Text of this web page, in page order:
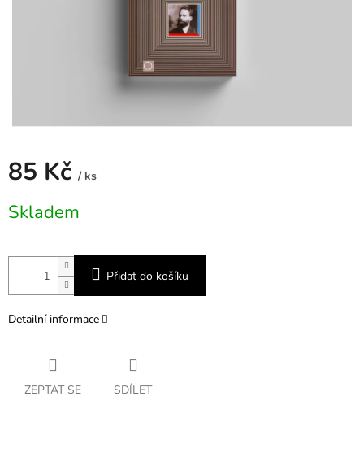
85 Kč / ks
cena:
Skladem
Přidat do košíku
Detailní informace
ZEPTAT SE SDÍLET